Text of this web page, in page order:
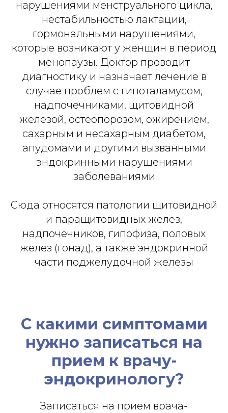
нарушениями менструального цикла,
нестабильностью лактации,
гормональными нарушениями,
которые возникают у женщин в период
менопаузы. Доктор проводит
диагностику и назначает лечение в
случае проблем с гипоталамусом,
надпочечниками, щитовидной
железой, остеопорозом, ожирением,
сахарным и несахарным диабетом,
апудомами и другими вызванными
эндокринными нарушениями
заболеваниями
Сюда относятся патологии щитовидной
и паращитовидных желез,
надпочечников, гипофиза, половых
желез (гонад), а также эндокринной
части поджелудочной железы
С какими симптомами
нужно записаться на
прием к врачу-
эндокринологу?
Записаться на прием врача-